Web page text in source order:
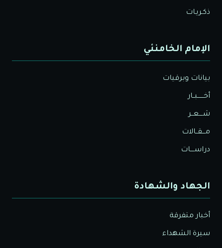
ذكـريـات
الإمام الخامنئي
بيانات وبرقيات
أخــــــبــار
شــــعــر
مـــقــالات
دراســــات
الجهاد والشهادة
أخبار متفرقة
سيرة الشهداء